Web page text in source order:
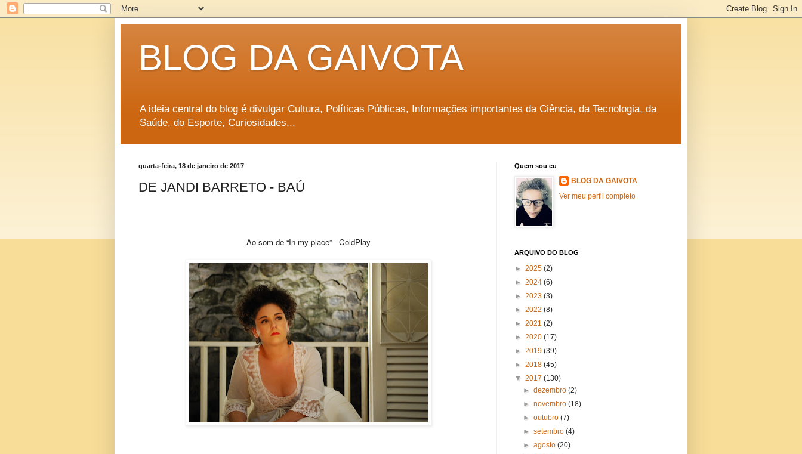
BLOG DA GAIVOTA
A ideia central do blog é divulgar Cultura, Políticas Públicas, Informações importantes da Ciência, da Tecnologia, da
Saúde, do Esporte, Curiosidades...
quarta-feira, 18 de janeiro de 2017
DE JANDI BARRETO - BAÚ
Ao som de “In my place” - ColdPlay
Quem sou eu
BLOG DA GAIVOTA
Ver meu perfil completo
ARQUIVO DO BLOG
► 2025 (2)
► 2024 (6)
► 2023 (3)
► 2022 (8)
► 2021 (2)
► 2020 (17)
► 2019 (39)
► 2018 (45)
▼ 2017 (130)
►dezembro(2)
►novembro(18)
►outubro(7)
►setembro(4)
►agosto(20)